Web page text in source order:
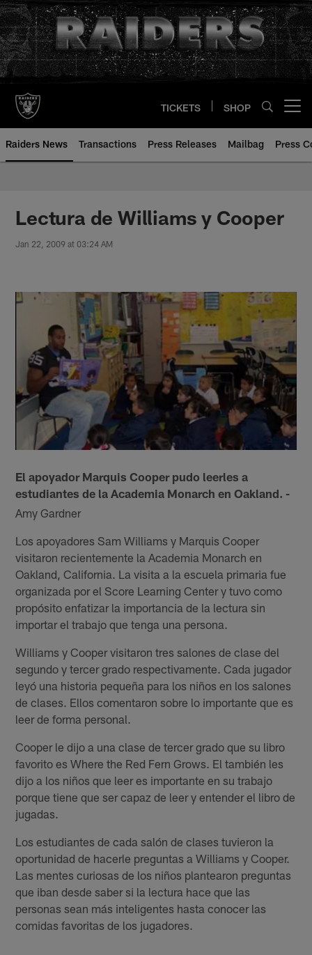
Skip
to
main
content
TICKETS SHOP
Raiders News Transactions Press Releases Mailbag Press
Lectura de Williams y Cooper
Jan 22, 2009 at 03:24 AM
El apoyador Marquis Cooper pudo leerles a
estudiantes de la Academia Monarch en Oakland. -
Amy Gardner
Los apoyadores Sam Williams y Marquis Cooper
visitaron recientemente la Academia Monarch en
Oakland, California. La visita a la escuela primaria fue
organizada por el Score Learning Center y tuvo como
propósito enfatizar la importancia de la lectura sin
importar el trabajo que tenga una persona.
Williams y Cooper visitaron tres salones de clase del
segundo y tercer grado respectivamente. Cada jugador
leyó una historia pequeña para los niños en los salones
de clases. Ellos comentaron sobre lo importante que es
leer de forma personal.
Cooper le dijo a una clase de tercer grado que su libro
favorito es Where the Red Fern Grows. El también les
dijo a los niños que leer es importante en su trabajo
porque tiene que ser capaz de leer y entender el libro de
jugadas.
Los estudiantes de cada salón de clases tuvieron la
oportunidad de hacerle preguntas a Williams y Cooper.
Las mentes curiosas de los niños plantearon preguntas
que iban desde saber si la lectura hace que las
personas sean más inteligentes hasta conocer las
comidas favoritas de los jugadores.